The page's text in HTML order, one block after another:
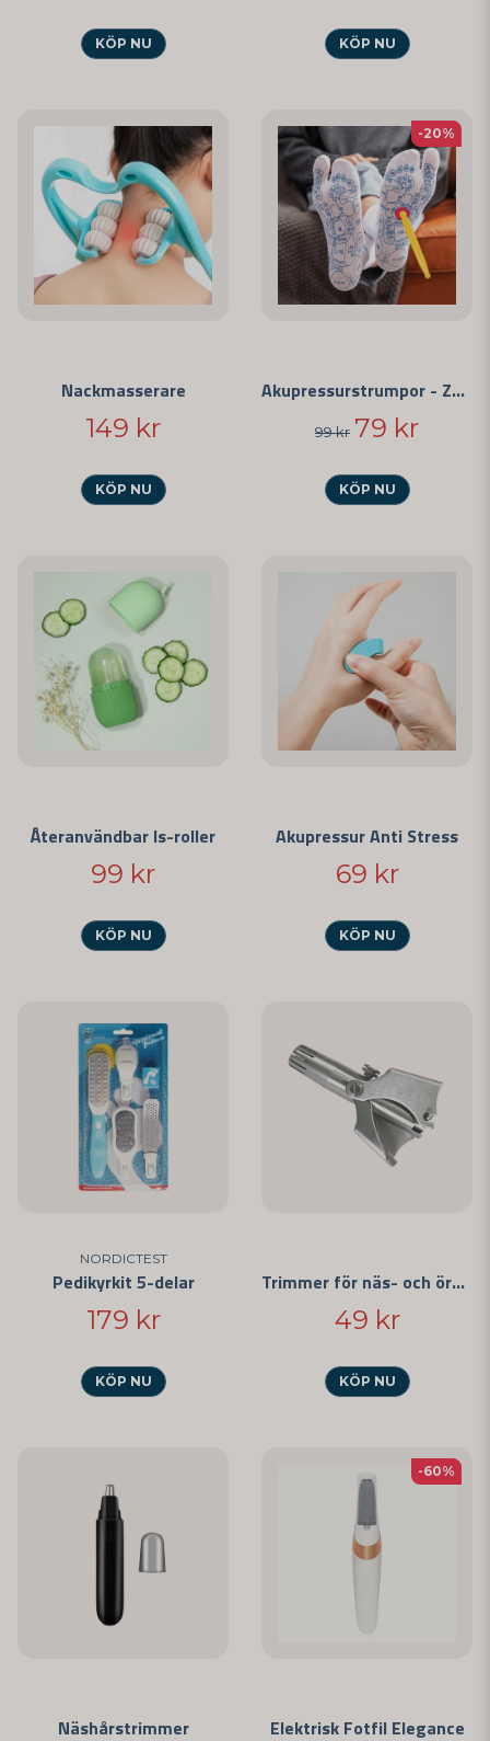
KÖP NU KÖP NU
Nackmasserare
149 kr
KÖP NU
Akupressurstrumpor - Zonterapi
99 kr 79 kr
KÖP NU
-20%
Återanvändbar Is-roller
99 kr
KÖP NU
Akupressur Anti Stress
69 kr
KÖP NU
NORDICTEST
Pedikyrkit 5-delar
179 kr
KÖP NU
Trimmer för näs- och öronhår
49 kr
KÖP NU
Näshårstrimmer Elektrisk Fotfil Elegance
-60%